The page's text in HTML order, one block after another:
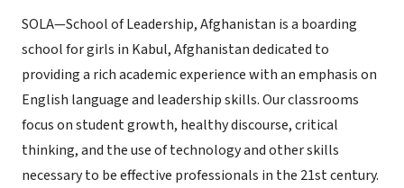
SOLA—School of Leadership, Afghanistan is a boarding
school for girls in Kabul, Afghanistan dedicated to
providing a rich academic experience with an emphasis on
English language and leadership skills. Our classrooms
focus on student growth, healthy discourse, critical
thinking, and the use of technology and other skills
necessary to be effective professionals in the 21st century.